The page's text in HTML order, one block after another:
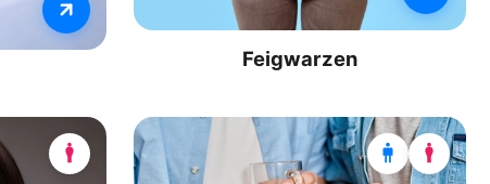
Feigwarzen